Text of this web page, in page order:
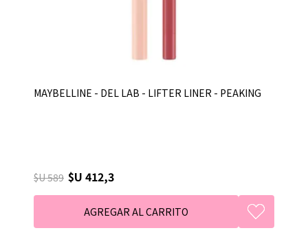
MAYBELLINE - DEL LAB - LIFTER LINER - PEAKING
$U 589 $U 412,3